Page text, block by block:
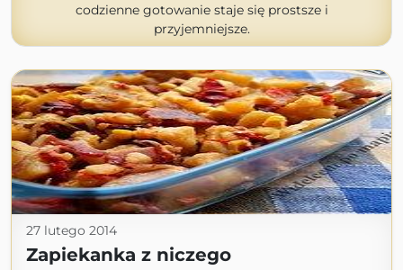
codzienne gotowanie staje się prostsze i
przyjemniejsze.
27 lutego 2014
Zapiekanka z niczego